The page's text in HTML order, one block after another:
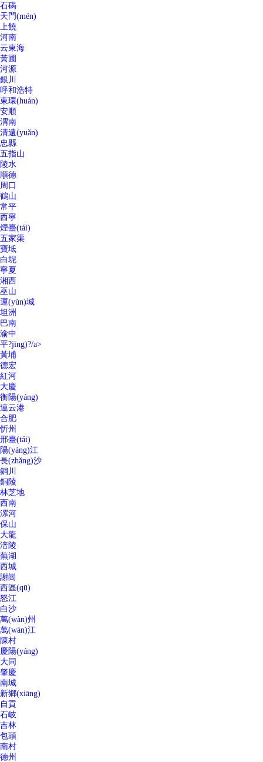
石碣
天門(mén)
上饒
河南
云東海
黃圃
河源
銀川
呼和浩特
東環(huán)
安順
渭南
清遠(yuǎn)
忠縣
五指山
陵水
順德
周口
鶴山
常平
西寧
煙臺(tái)
五家渠
寶坻
白坭
寧夏
湘西
巫山
運(yùn)城
坦洲
巴南
渝中
平?jīng)?/a>
黃埔
德宏
紅河
大慶
衡陽(yáng)
連云港
合肥
忻州
邢臺(tái)
陽(yáng)江
長(zhǎng)沙
銅川
銅陵
林芝地
西南
漯河
保山
大龍
涪陵
蕪湖
西城
謝崗
西區(qū)
怒江
白沙
萬(wàn)州
萬(wàn)江
陳村
慶陽(yáng)
大同
肇慶
南城
新鄉(xiāng)
自貢
石岐
吉林
包頭
南村
德州